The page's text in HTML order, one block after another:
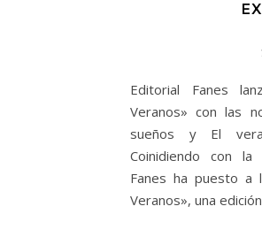
Editorial Fanes
Veranos» con las
sueños y El
Coinidiendo con la
Fanes ha puesto a
Veranos», una